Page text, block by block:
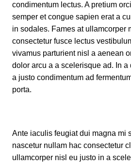
condimentum lectus. A pretium
semper et congue sapien erat a
in sodales. Fames at ullamcorper
consectetur fusce lectus
vivamus parturient nisl a aenean
dolor arcu a a scelerisque ad. In
a justo condimentum ad
porta.
Ante iaculis feugiat dui magna mi
nascetur nullam hac consectetur
ullamcorper nisl eu justo in a